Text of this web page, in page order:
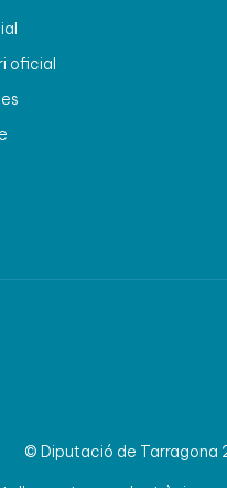
oficial
© Diputació de Tarragona